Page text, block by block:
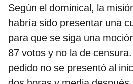
Según el dominical, la
habría sido presentar una
para que se siga una
87 votos y no la de
pedido no se presentó al